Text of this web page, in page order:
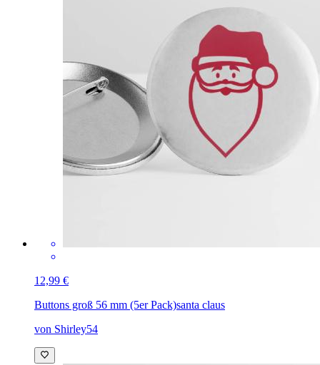
12,99 €
Buttons groß 56 mm (5er Pack)santa claus
von Shirley54